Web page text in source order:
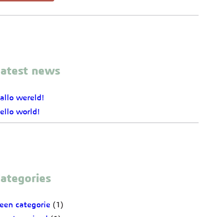
news
wereld!
world!
categorie (1)